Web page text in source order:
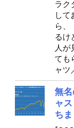
ラク
し
ら、
るけ
人が
ても
ャツ
無
ャ
ち